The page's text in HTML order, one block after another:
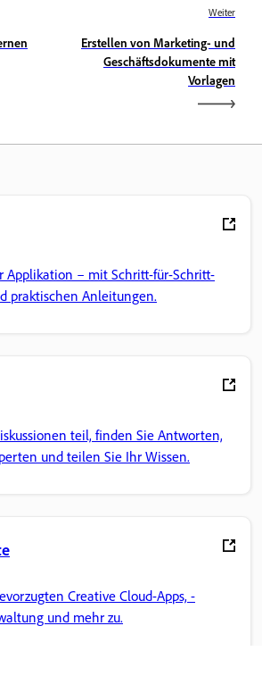
Weiter
Erstellen von Marketing- und
Geschäftsdokumente mit
Vorlagen
Applikation – mit Schritt-für-Schritt-
praktischen Anleitungen.
teil, finden Sie Antworten,
und teilen Sie Ihr Wissen.
Creative Cloud-Apps, -
und mehr zu.